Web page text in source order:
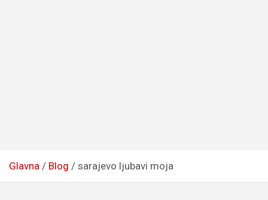
Glavna Blog sarajevo ljubavi moja